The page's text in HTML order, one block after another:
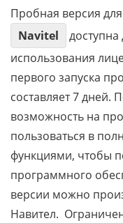
Пробная версия
Navitel
использования
первого запуска
составляет 7 дней.
возможность на
пользоваться в
функциями, чтобы
программного
версии можно
Навител.